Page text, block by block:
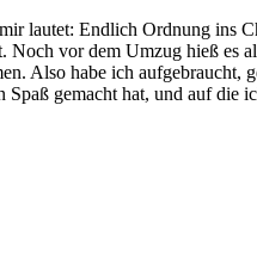
lautet: Endlich Ordnung ins
Noch vor dem Umzug hieß es
Also habe ich
Spaß gemacht hat, und auf